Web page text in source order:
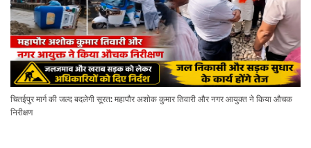
चितईपुर मार्ग की जल्द बदलेगी सूरत: महापौर अशोक कुमार तिवारी और नगर आयुक्त ने किया औचक
निरीक्षण